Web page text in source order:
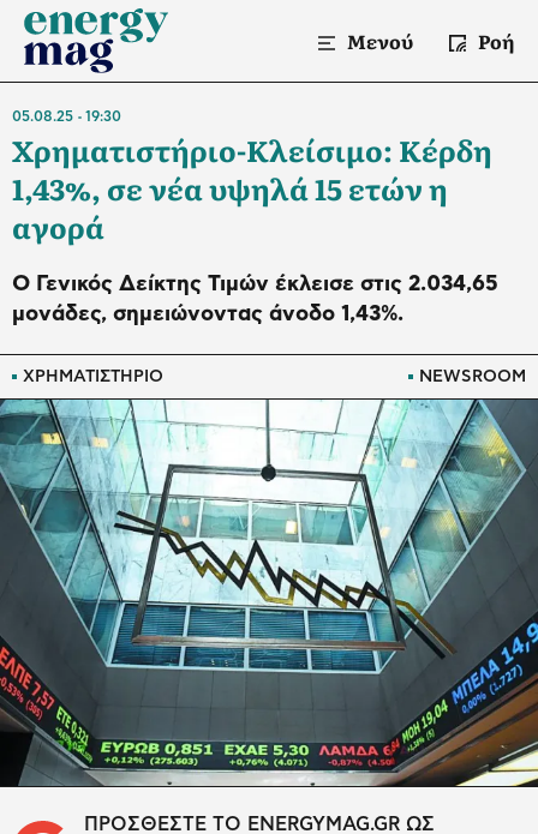
Μενού Ροή
ΧΡΗΜΑΤΙΣΤΗΡΙΟ NEWSROOM
05.08.25 19:30
Χρηματιστήριο-Κλείσιμο: Κέρδη
1,43%, σε νέα υψηλά 15 ετών η
αγορά
O Γενικός Δείκτης Τιμών έκλεισε στις 2.034,65
μονάδες, σημειώνοντας άνοδο 1,43%.
ΠΡΟΣΘΕΣΤΕ ΤΟ ENERGYMAG.GR ΩΣ